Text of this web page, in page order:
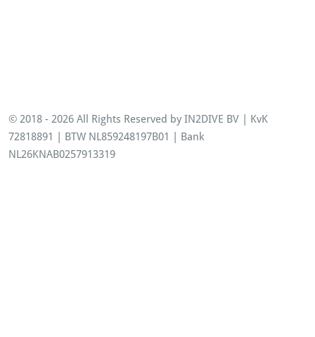
© 2018 - 2026 All Rights Reserved by IN2DIVE BV | KvK
72818891 | BTW NL859248197B01 | Bank
NL26KNAB0257913319